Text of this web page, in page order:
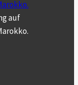
auf